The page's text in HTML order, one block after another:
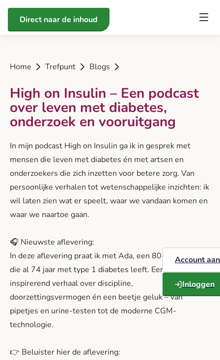
Direct naar de inhoud
Account
Inloggen
Home Trefpunt Blogs
High on Insulin – Een podcast
over leven met diabetes,
onderzoek en vooruitgang
In mijn podcast High on Insulin ga ik in gesprek met
mensen die leven met diabetes én met artsen en
onderzoekers die zich inzetten voor betere zorg. Van
persoonlijke verhalen tot wetenschappelijke inzichten: ik
wil laten zien wat er speelt, waar we vandaan komen en
waar we naartoe gaan.
🎧 Nieuwste aflevering:
In deze aflevering praat ik met Ada, een 80-jarige vrouw
die al 74 jaar met type 1 diabetes leeft. Een ongelooflijk
inspirerend verhaal over discipline,
doorzettingsvermogen én een beetje geluk – van
pipetjes en urine-testen tot de moderne CGM-
technologie.
👉 Beluister hier de aflevering: